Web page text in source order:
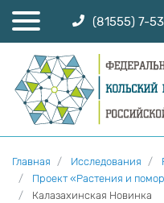
(81555) 7-
Главная Исследования
Проект «Растения и
Калазахинская Новинка